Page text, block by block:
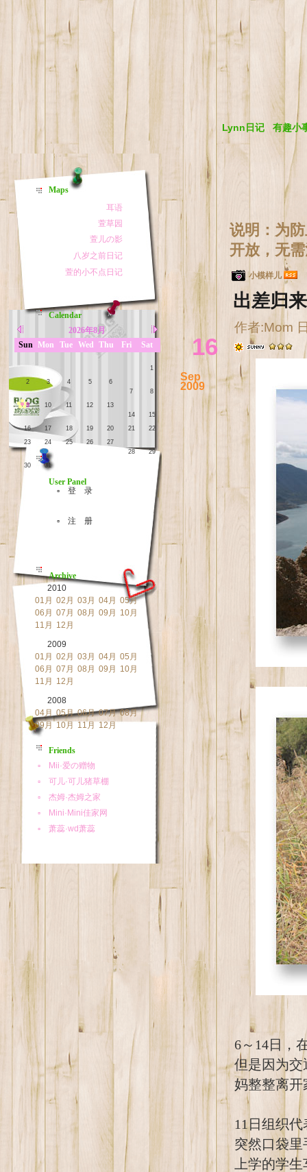
Lynn日记 有趣小
说明：为
开放，无
小模样儿
16
Sep
2009
出差归来
作者:Mom
6～14日，
但是因为
妈整整离开
11日组织
突然口袋
上学的学
Maps
Calendar
2026年8月
Sun Mon Tue Wed Thu Fri Sat
1
2
3 4 5
6
7
8
9
10 11 12
13
14
15
16
17 18 19 20 21
22
23
24 25 26
27
28
29
30
31
User Panel
▫ 登 录
▫ 注 册
Archive
2010
01月 02月 03月 04月 05月
06月 07月 08月 09月
10月
11月
12月
2009
01月 02月 03月 04月 05月
06月 07月 08月 09月
10月
11月
12月
2008
04月 05月 06月 07月 08月
09月
10月 11月 12月
Friends